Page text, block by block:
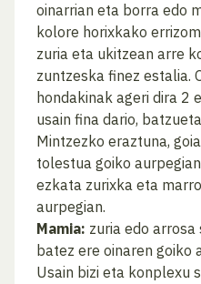
oinarrian eta borra edo
kolore horixkako
zuria eta ukitzean arre
zuntzeska finez estalia.
hondakinak ageri dira 2
usain fina dario,
Mintzezko eraztuna,
tolestua goiko
ezkata zurixka eta
aurpegian.
Mamia: zuria edo
batez ere oinaren goiko
Usain bizi eta konplexu